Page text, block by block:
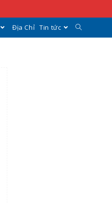
Địa Chỉ Tin tức